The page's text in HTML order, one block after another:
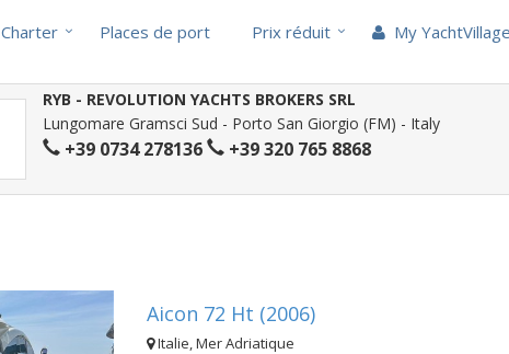
Charter Places de port Prix réduit My YachtVillage
RYB - REVOLUTION YACHTS BROKERS SRL
Lungomare Gramsci Sud - Porto San Giorgio (FM) - Italy
+39 0734 278136 +39 320 765 8868
Aicon 72 Ht (2006)
Italie, Mer Adriatique